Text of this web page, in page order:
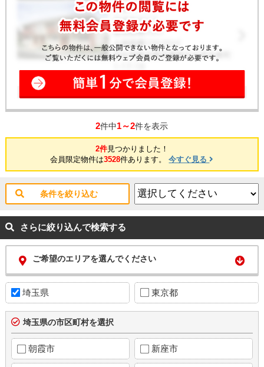
2件中1～2件を表示
2件見つかりました！
会員限定物件は3528件あります。今すぐ見る
条件を絞り込む
さらに絞り込んで検索する
ご希望のエリアを選んでください
埼玉県 東京都
埼玉県の市区町村を選択
朝霞市 新座市